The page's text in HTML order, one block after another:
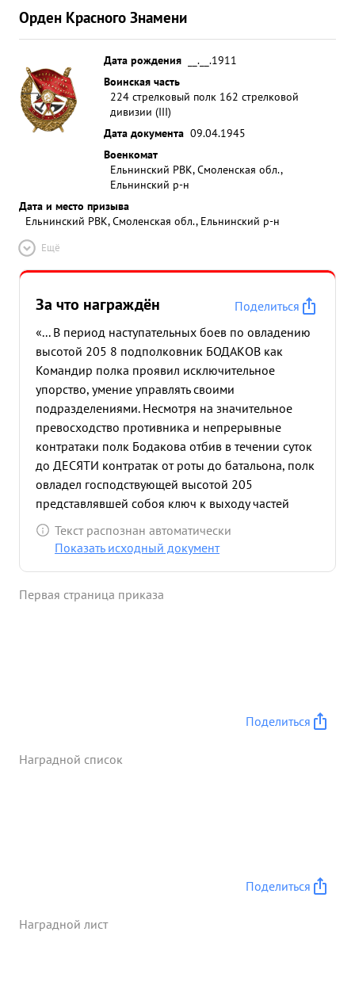
Орден Красного Знамени
Дата рождения
__.__.1911
Воинская часть
224 стрелковый полк 162 стрелковой
дивизии (III)
Дата документа 09.04.1945
Военкомат
Ельнинский РВК, Смоленская обл.,
Ельнинский р-н
Дата и место призыва
Ельнинский РВК, Смоленская обл., Ельнинский р-н
Ещё
За что награждён
Поделиться
«... В период наступательных боев по овладению
высотой 205 8 подполковник БОДАКОВ как
Командир полка проявил исключительное
упорство, умение управлять своими
подразделениями. Несмотря на значительное
превосходство противника и непрерывные
контратаки полк Бодакова отбив в течении суток
до ДЕСЯТИ контратак от роты до батальона, полк
овладел господствующей высотой 205
представлявшей собоя ключ к выходу частей
корпуса к БАЛГИЙСКОМУ МОВО. Тов. Бодаков во
время штурма все время находился в батальоне. В
Противник оставил на полебоя 25 пулеметов и
Текст распознан автоматически
Показать исходный документ
Первая страница приказа
Поделиться
Наградной список
Поделиться
Наградной лист